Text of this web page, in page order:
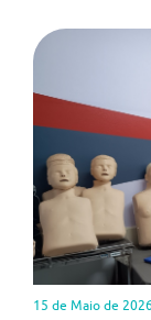
15 de Maio de